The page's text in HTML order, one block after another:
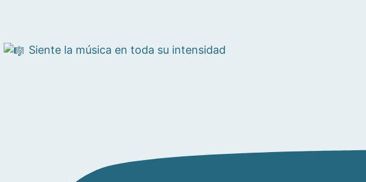
Siente la música en toda su intensidad